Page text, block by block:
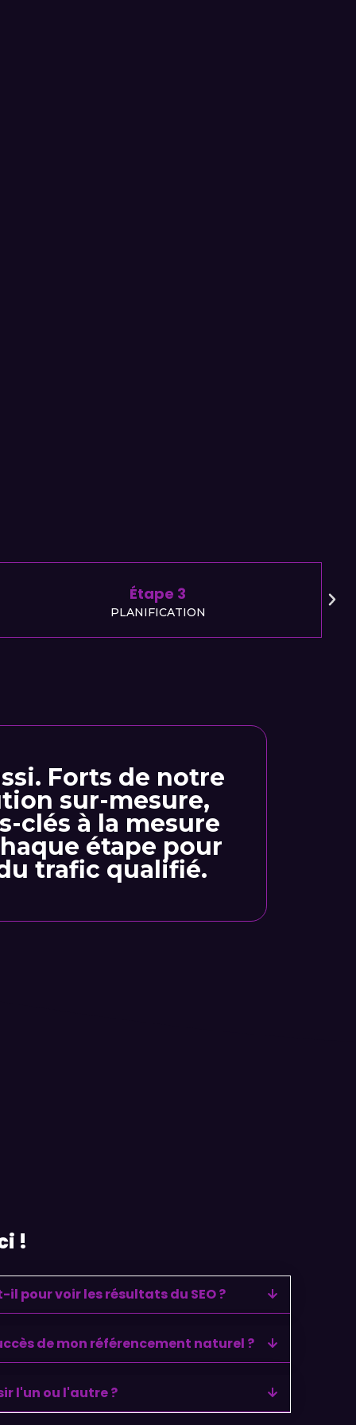
Étape 4
ACTIONS
Forts de notre
sur-mesure,
clés à la mesure
étape pour
trafic qualifié.
!
pour voir les résultats du SEO ?
de mon référencement naturel ?
l'un ou l'autre ?